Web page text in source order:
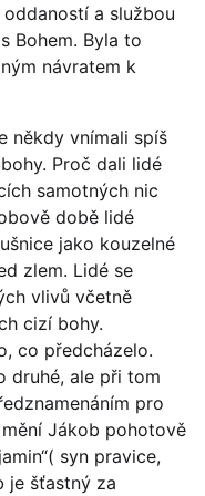
a službou
Bohem. Byla to
návratem k
někdy vnímali spíš
Proč dali lidé
samotných nic
době lidé
jako kouzelné
zlem. Lidé se
vlivů včetně
cizí bohy.
co předcházelo.
druhé, ale při tom
pro
Jákob pohotově
syn pravice,
je šťastný za